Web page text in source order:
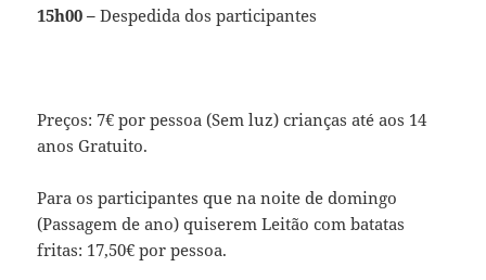
15h00 – Despedida dos participantes
Preços: 7€ por pessoa (Sem luz) crianças até aos 14
anos Gratuito.
Para os participantes que na noite de domingo
(Passagem de ano) quiserem Leitão com batatas
fritas: 17,50€ por pessoa.